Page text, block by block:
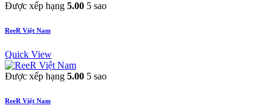
Được xếp hạng 5.00 5 sao
ReeR Việt Nam
Quick View
Được xếp hạng 5.00 5 sao
ReeR Việt Nam